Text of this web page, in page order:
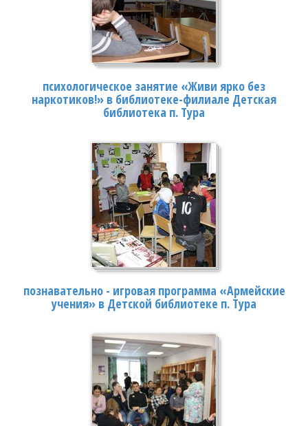
психологическое занятие «Живи ярко без
наркотиков!» в библиотеке-филиале Детская
библиотека п. Тура
познавательно - игровая программа «Армейские
учения» в Детской библиотеке п. Тура